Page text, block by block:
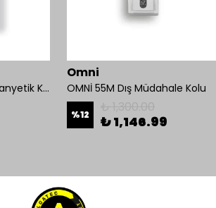
Mul-T-Lock 1200-BL-01 Kollu Manyetik Kilit 272 kg 600 Lbs
Omni
OMNİ 55M Dış Müdahale Kolu
%12 ₺ 1,146.99